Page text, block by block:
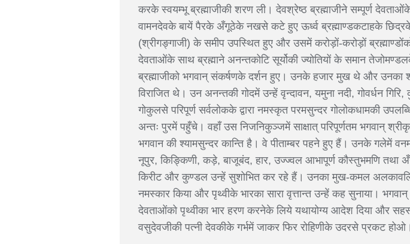
करके स्वयम्भू ब्रह्माजीकी शरण ली। देवश्रेष्ठ ब्रह्माजीने सम्पूर्ण
वामनदेवके बायें पैरके अँगूठेके नखसे कटे हुए ऊर्ध्व ब्रह्माण्डकटाहके छिद्रके
(श्रीगङ्गाजी) के समीप उपस्थित हुए और उसमें करोड़ों-करोड़ों
देवताओंके साथ ब्रह्माने अनन्तकोटि सूर्योकी ज्योतियों के समान
ब्रह्माजीको भगवान् संकर्षणके दर्शन हुए। उनके हजार मुख थे और उनका
विराजित थे। उन अनन्तकी गोदमें उन्हें वृन्दावन, यमुना नदी, गोवर्धन
गोकुलसे परिपूर्ण सर्वलोकके द्वारा नमस्कृत परमसुन्दर गोलोकधामकी
अन्तः पुरमें पहुँचे। वहाँ उस निजनिकुञ्जमें साक्षात् परिपूर्णतम भगवान्
भगवान की श्यामसुन्दर कान्ति है। वे पीताम्बर पहने हुए हैं। उनके गलेमें
नूपुर, किङ्किणी, कड़े, बाजूबंद, हार, उज्ज्वल आभापूर्ण कौस्तुभमणि तथा
किरीट और कुण्डल उन्हें सुशोभित कर रहे हैं। उनका मुख-कमल
नमस्कार किया और पृथ्वीके भारका सारा वृत्तान्त उन्हें कह सुनाया।
देवताओंको पृथ्वीका भार हरण करनेके लिये यथायोग्य आदेश दिया और
वसुदेवजीकी पत्नी देवकीके गर्भमें जाकर फिर रोहिणीके उदरसे प्रकट